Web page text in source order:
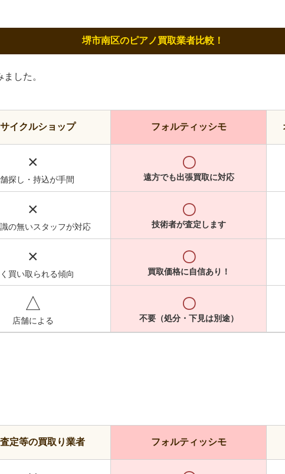
堺市南区のピアノ買取業者比較！
した。
イクルショップ フォルティッシモ
×
探し・持込が手間
〇
遠方でも出張買取に対応
×
の無いスタッフが対応
〇
技術者が査定します
×
買い取られる傾向
〇
買取価格に自信あり！
△
店舗による
〇
不要（処分・下見は別途）
定等の買取り業者 フォルティッシモ